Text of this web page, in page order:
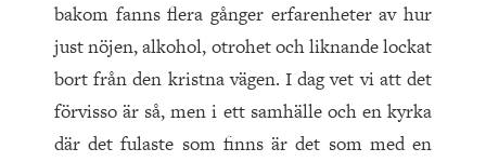
bakom fanns flera gånger erfarenheter av hur
just nöjen, alkohol, otrohet och liknande lockat
bort från den kristna vägen. I dag vet vi att det
förvisso är så, men i ett samhälle och en kyrka
där det fulaste som finns är det som med en